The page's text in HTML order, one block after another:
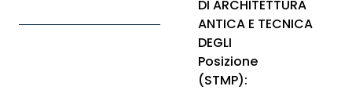
DI ARCHITETTURA
ANTICA E TECNICA
DEGLI
Posizione
(STMP):